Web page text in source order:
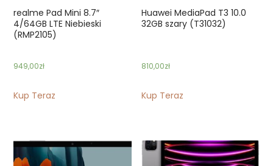
realme Pad Mini 8.7″
4/64GB LTE Niebieski
(RMP2105)
949,00zł
Kup Teraz
Huawei MediaPad T3 10.0
32GB szary (T31032)
810,00zł
Kup Teraz